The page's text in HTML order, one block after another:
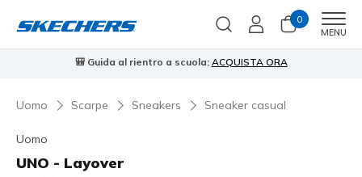
0
MENU
🎒 Guida al rientro a scuola: ACQUISTA ORA
Uomo Scarpe Sneakers Sneaker casual
Uomo
UNO - Layover